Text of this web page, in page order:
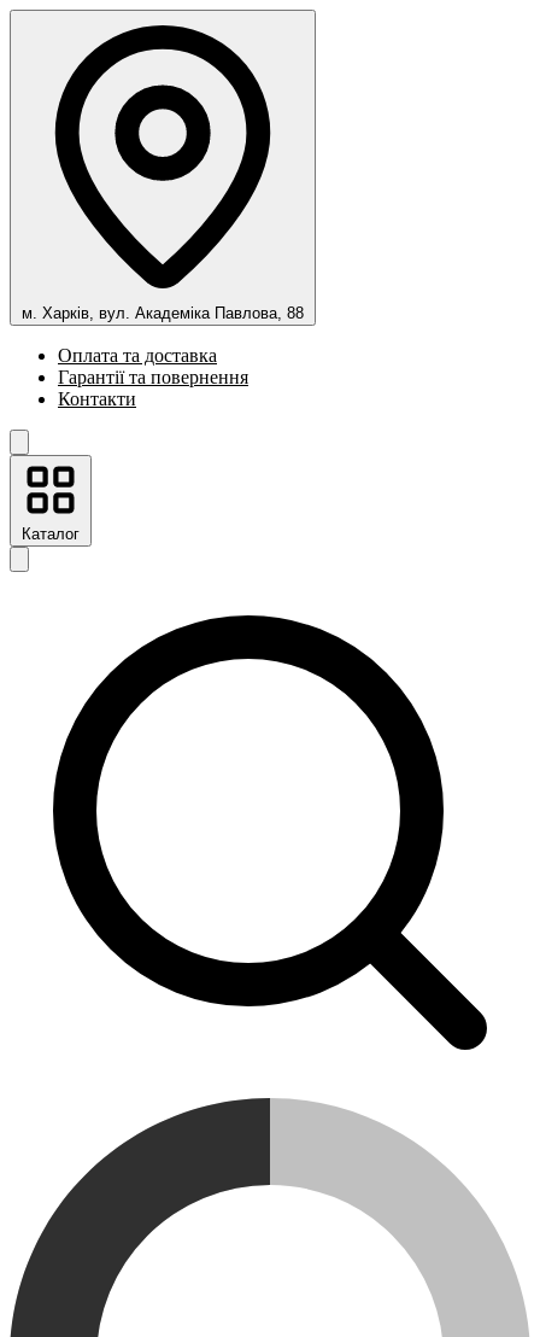
м. Харків, вул. Академіка Павлова, 88
Оплата та доставка
Гарантії та повернення
Контакти
Каталог